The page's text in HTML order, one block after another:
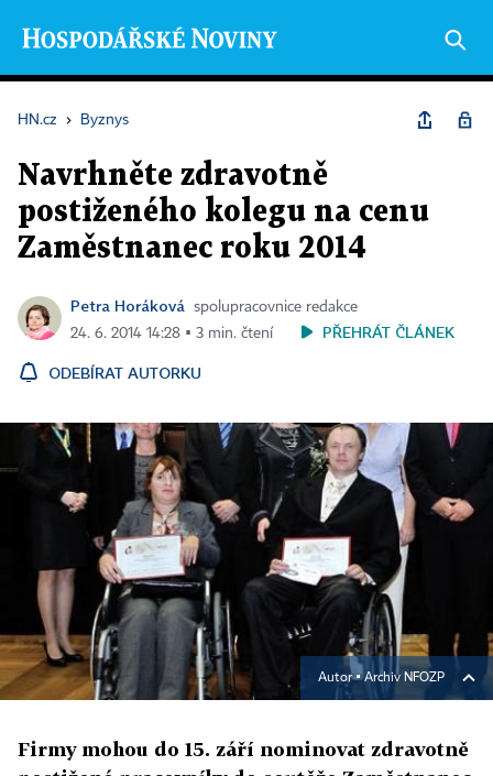
HN.cz › Byznys
Navrhněte zdravotně
postiženého kolegu na cenu
Zaměstnanec roku 2014
Petra Horáková
spolupracovnice redakce
24. 6. 2014 14:28 ▪ 3 min. čtení
PŘEHRÁT ČLÁNEK
ODEBÍRAT AUTORKU
Autor ▪Archiv NFOZP
Firmy mohou do 15. září nominovat zdravotně